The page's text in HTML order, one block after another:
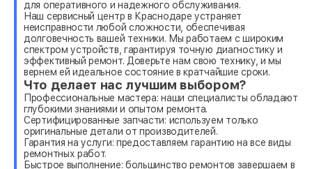
для оперативного и надежного обслуживания.
Наш сервисный центр в Краснодаре устраняет
неисправности любой сложности, обеспечивая
долговечность вашей техники. Мы работаем с широким
спектром устройств, гарантируя точную диагностику и
эффективный ремонт. Доверьте нам свою технику, и мы
вернем ей идеальное состояние в кратчайшие сроки.
Что делает нас лучшим выбором?
Профессиональные мастера: наши специалисты обладают
глубокими знаниями и опытом ремонта.
Сертифицированные запчасти: используем только
оригинальные детали от производителей.
Гарантия на услуги: предоставляем гарантию на все виды
ремонтных работ.
Быстрое выполнение: большинство ремонтов завершаем в